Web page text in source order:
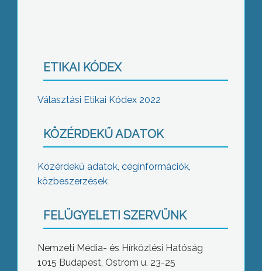
ETIKAI KÓDEX
Választási Etikai Kódex 2022
KÖZÉRDEKŰ ADATOK
Közérdekű adatok, céginformációk,
közbeszerzések
FELÜGYELETI SZERVÜNK
Nemzeti Média- és Hírközlési Hatóság
1015 Budapest, Ostrom u. 23-25